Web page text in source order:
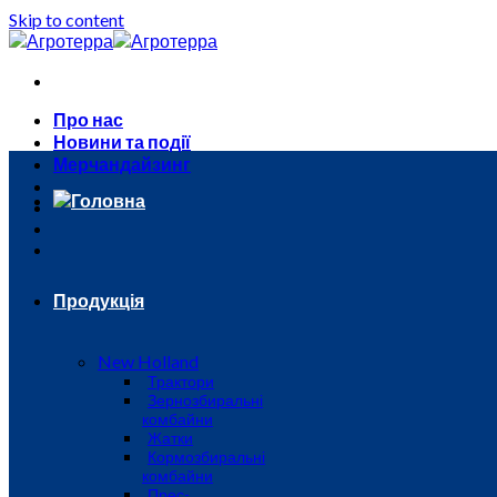
Skip to content
Про нас
Новини та події
Мерчандайзинг
Головна
Продукція
New Holland
Трактори
Зернозбиральні
комбайни
Жатки
Кормозбиральні
комбайни